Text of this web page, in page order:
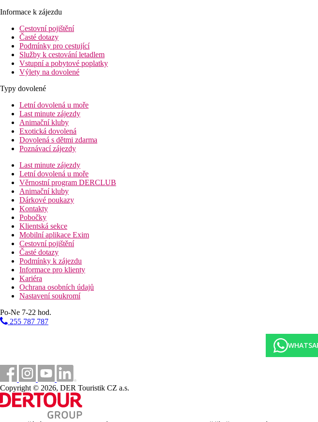
Informace k zájezdu
Cestovní pojištění
Časté dotazy
Podmínky pro cestující
Služby k cestování letadlem
Vstupní a pobytové poplatky
Výlety na dovolené
Typy dovolené
Letní dovolená u moře
Last minute zájezdy
Animační kluby
Exotická dovolená
Dovolená s dětmi zdarma
Poznávací zájezdy
Last minute zájezdy
Letní dovolená u moře
Věrnostní program DERCLUB
Animační kluby
Dárkové poukazy
Kontakty
Pobočky
Klientská sekce
Mobilní aplikace Exim
Cestovní pojištění
Časté dotazy
Podmínky k zájezdu
Informace pro klienty
Kariéra
Ochrana osobních údajů
Nastavení soukromí
Po-Ne 7-22 hod.
255 787 787
Copyright © 2026, DER Touristik CZ a.s.